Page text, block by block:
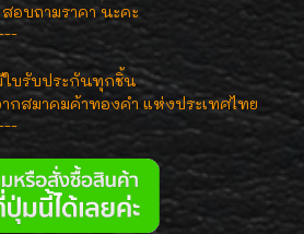
อบถามราคา นะคะ
ใบรับประกันทุกชิ้น
กสมาคมค้าทองคำ แห่งประเทศไทย